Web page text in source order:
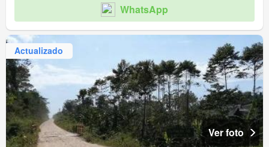
WhatsApp
Actualizado
Ver foto